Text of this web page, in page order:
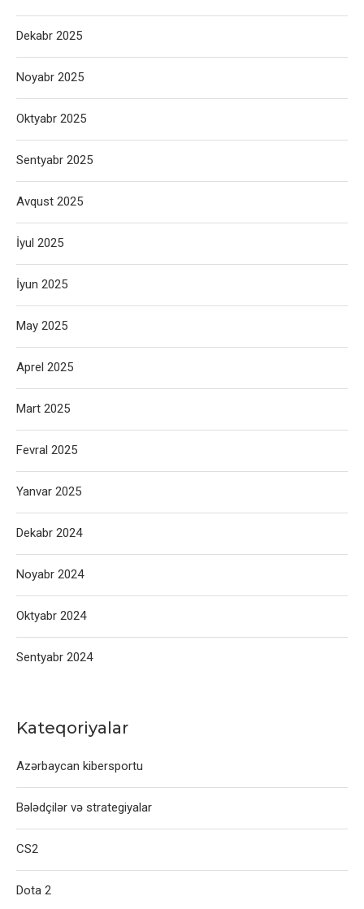
Dekabr 2025
Noyabr 2025
Oktyabr 2025
Sentyabr 2025
Avqust 2025
İyul 2025
İyun 2025
May 2025
Aprel 2025
Mart 2025
Fevral 2025
Yanvar 2025
Dekabr 2024
Noyabr 2024
Oktyabr 2024
Sentyabr 2024
Kateqoriyalar
Azərbaycan kibersportu
Bələdçilər və strategiyalar
CS2
Dota 2